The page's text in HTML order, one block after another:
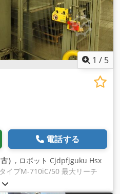
1 / 5
電話する
） , ロボット Cjdpfjguku Hsx
イプM-710iC/50 最大リーチ
重（kg/lbs） 50kg、J3アーム